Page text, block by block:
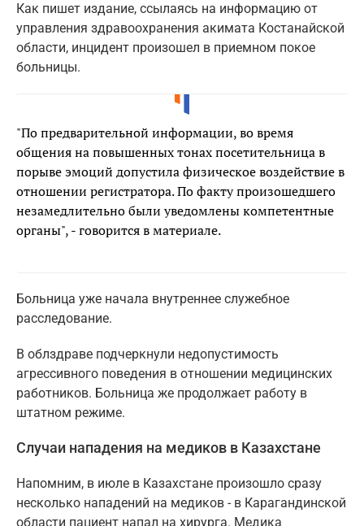
Как пишет издание, ссылаясь на информацию от
управления здравоохранения акимата Костанайской
области, инцидент произошел в приемном покое
больницы.
"По предварительной информации, во время
общения на повышенных тонах посетительница в
порыве эмоций допустила физическое воздействие в
отношении регистратора. По факту произошедшего
незамедлительно были уведомлены компетентные
органы", - говорится в материале.
Больница уже начала внутреннее служебное
расследование.
В облздраве подчеркнули недопустимость
агрессивного поведения в отношении медицинских
работников. Больница же продолжает работу в
штатном режиме.
Случаи нападения на медиков в Казахстане
Напомним, в июле в Казахстане произошло сразу
несколько нападений на медиков - в Карагандинской
области пациент напал на хирурга. Медика